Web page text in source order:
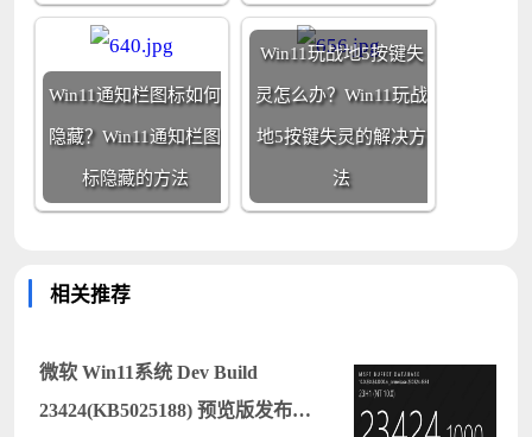
Win11通知栏图标如何
隐藏？Win11通知栏图
标隐藏的方法
Win11玩战地5按键失
灵怎么办？Win11玩战
地5按键失灵的解决方
法
相关推荐
微软 Win11系统 Dev Build
23424(KB5025188) 预览版发布，